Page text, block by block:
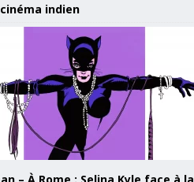
indien